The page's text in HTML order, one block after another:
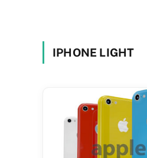
IPHONE LIGHT